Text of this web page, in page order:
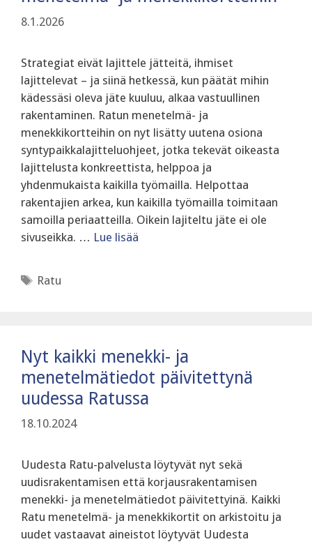
8.1.2026
Strategiat eivät lajittele jätteitä, ihmiset
lajittelevat – ja siinä hetkessä, kun päätät mihin
kädessäsi oleva jäte kuuluu, alkaa vastuullinen
rakentaminen. Ratun menetelmä- ja
menekkikortteihin on nyt lisätty uutena osiona
syntypaikkalajitteluohjeet, jotka tekevät oikeasta
lajittelusta konkreettista, helppoa ja
yhdenmukaista kaikilla työmailla. Helpottaa
rakentajien arkea, kun kaikilla työmailla toimitaan
samoilla periaatteilla. Oikein lajiteltu jäte ei ole
sivuseikka. … Lue lisää
Avainsanat
Ratu
Nyt kaikki menekki- ja
menetelmätiedot päivitettynä
uudessa Ratussa
18.10.2024
Uudesta Ratu-palvelusta löytyvät nyt sekä
uudisrakentamisen että korjausrakentamisen
menekki- ja menetelmätiedot päivitettyinä. Kaikki
Ratu menetelmä- ja menekkikortit on arkistoitu ja
uudet vastaavat aineistot löytyvät Uudesta